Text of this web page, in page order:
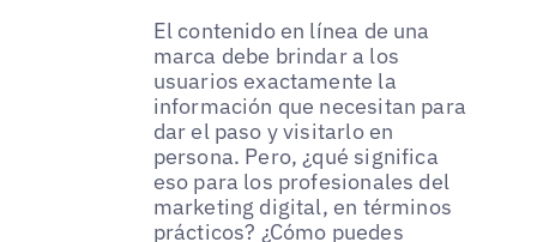
El contenido en línea de una
marca debe brindar a los
usuarios exactamente la
información que necesitan para
dar el paso y visitarlo en
persona. Pero, ¿qué significa
eso para los profesionales del
marketing digital, en términos
prácticos? ¿Cómo puedes